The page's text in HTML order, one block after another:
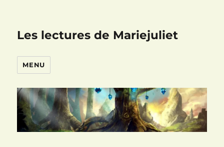
Les lectures de Mariejuliet
MENU